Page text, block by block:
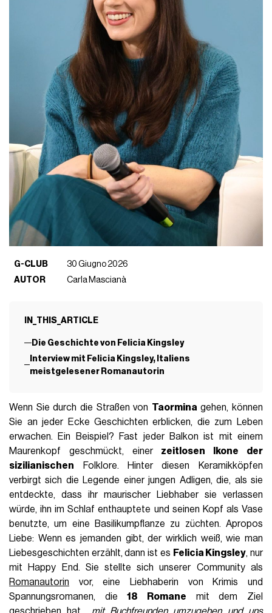
G-CLUB
30 Giugno 2026
AUTOR
Carla Mascianà
IN_THIS_ARTICLE
Die Geschichte von Felicia Kingsley
Interview mit Felicia Kingsley, Italiens
meistgelesener Romanautorin
Wenn Sie durch die Straßen von Taormina gehen, können
Sie an jeder Ecke Geschichten erblicken, die zum Leben
erwachen. Ein Beispiel? Fast jeder Balkon ist mit einem
Maurenkopf geschmückt, einer zeitlosen Ikone der
sizilianischen Folklore. Hinter diesen Keramikköpfen
verbirgt sich die Legende einer jungen Adligen, die, als sie
entdeckte, dass ihr maurischer Liebhaber sie verlassen
würde, ihn im Schlaf enthauptete und seinen Kopf als Vase
benutzte, um eine Basilikumpflanze zu züchten. Apropos
Liebe: Wenn es jemanden gibt, der wirklich weiß, wie man
Liebesgeschichten erzählt, dann ist es Felicia Kingsley, nur
mit Happy End. Sie stellte sich unserer Community als
Romanautorin vor, eine Liebhaberin von Krimis und
Spannungsromanen, die18 Romane mit dem Ziel
geschrieben hat,
„mit Buchfreunden umzugehen und uns